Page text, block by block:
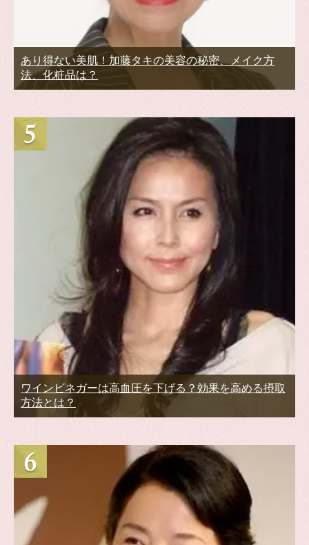
あり得ない美肌！加藤タキの美容の秘密、メイク方
法、化粧品は？
ワインビネガーは高血圧を下げる？効果を高める摂取
方法とは？